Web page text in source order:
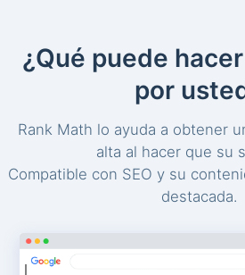
¿Qué puede
por
Rank Math lo ayuda a obtener
alta al hacer que su
Compatible con SEO y su
destacada.